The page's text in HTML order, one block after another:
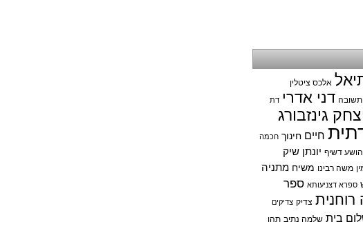
אלכס ציטלין
תשובה דני אדרי דת
גינזבורג
חיים חינוך חכמה
דשיף יונתן שיק
משה רבינו משיח מתניה
ספרא דצניעותא ספר
רוחנית צדיק צדיקים
בית שלמה נתיב תהו